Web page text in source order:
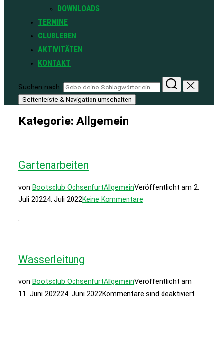
DOWNLOADS
TERMINE
CLUBLEBEN
AKTIVITÄTEN
KONTAKT
Suchen nach:
Seitenleiste & Navigation umschalten
Kategorie: Allgemein
Gartenarbeiten
von Bootsclub OchsenfurtAllgemeinVeröffentlicht am 2.
Juli 20224. Juli 2022Keine Kommentare
Wasserleitung
von Bootsclub OchsenfurtAllgemeinVeröffentlicht am
11. Juni 202224. Juni 2022Kommentare sind deaktiviert
.